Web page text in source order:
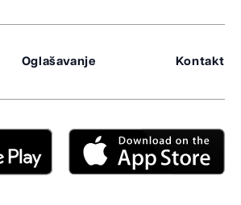
Oglašavanje Kontakt